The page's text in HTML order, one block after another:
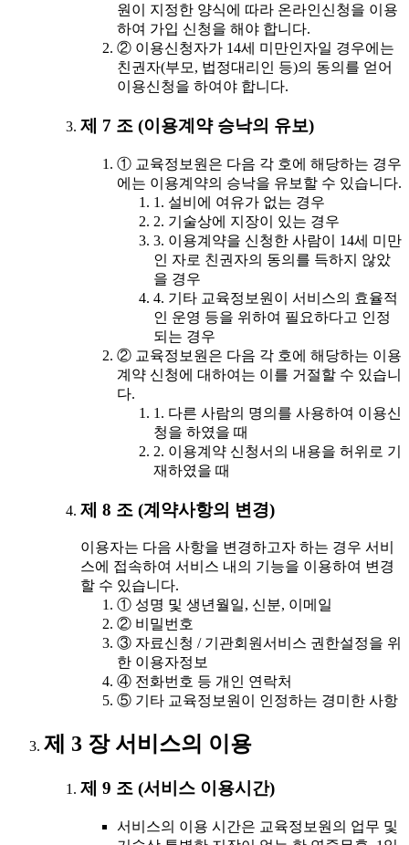
원이 지정한 양식에 따라 온라인신청을 이용
하여 가입 신청을 해야 합니다.
② 이용신청자가 14세 미만인자일 경우에는
친권자(부모, 법정대리인 등)의 동의를 얻어
이용신청을 하여야 합니다.
제 7 조 (이용계약 승낙의 유보)
① 교육정보원은 다음 각 호에 해당하는 경우
에는 이용계약의 승낙을 유보할 수 있습니다.
1. 설비에 여유가 없는 경우
2. 기술상에 지장이 있는 경우
3. 이용계약을 신청한 사람이 14세 미만
인 자로 친권자의 동의를 득하지 않았
을 경우
4. 기타 교육정보원이 서비스의 효율적
인 운영 등을 위하여 필요하다고 인정
되는 경우
② 교육정보원은 다음 각 호에 해당하는 이용
계약 신청에 대하여는 이를 거절할 수 있습니
다.
1. 다른 사람의 명의를 사용하여 이용신
청을 하였을 때
2. 이용계약 신청서의 내용을 허위로 기
재하였을 때
제 8 조 (계약사항의 변경)
이용자는 다음 사항을 변경하고자 하는 경우 서비
스에 접속하여 서비스 내의 기능을 이용하여 변경
할 수 있습니다.
① 성명 및 생년월일, 신분, 이메일
② 비밀번호
③ 자료신청 / 기관회원서비스 권한설정을 위
한 이용자정보
④ 전화번호 등 개인 연락처
⑤ 기타 교육정보원이 인정하는 경미한 사항
제 3 장 서비스의 이용
제 9 조 (서비스 이용시간)
서비스의 이용 시간은 교육정보원의 업무 및